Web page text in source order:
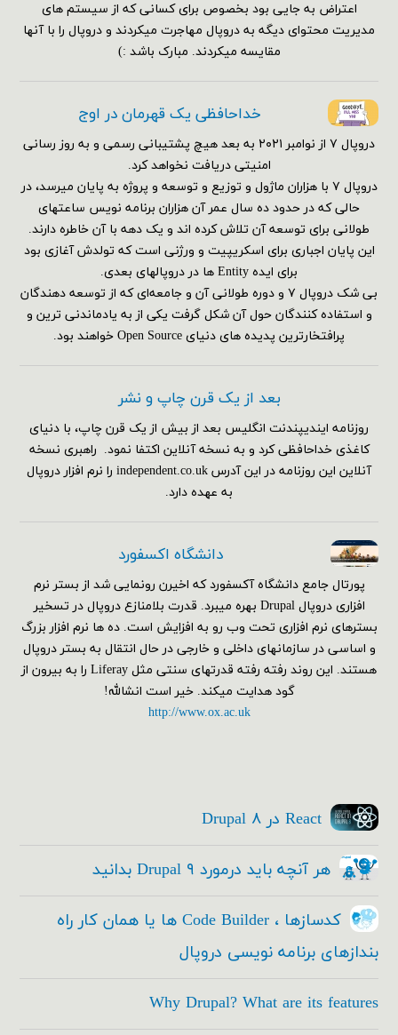
اعتراض به جایی بود بخصوص برای کسانی که از سیستم های
مدیریت محتوای دیگه به دروپال مهاجرت میکردند و دروپال را با آنها
مقایسه میکردند. مبارک باشد :)
خداحافظی یک قهرمان در اوج
دروپال ۷ از نوامبر ۲۰۲۱ به بعد هیچ پشتیبانی رسمی و به روز رسانی
امنیتی دریافت نخواهد کرد.
دروپال ۷ با هزاران ماژول و توزیع و توسعه و پروژه به پایان میرسد، در
حالی که در حدود ده سال عمر آن هزاران برنامه نویس ساعتهای
طولانی برای توسعه آن تلاش کرده اند و یک دهه با آن خاطره دارند.
این پایان اجباری برای اسکریپیت و ورژنی است که تولدش آغازی بود
برای ایده Entity ها در دروپالهای بعدی.
بی شک دروپال ۷ و دوره طولانی آن و جامعه‌ای که از توسعه دهندگان
و استفاده کنندگان حول آن شکل گرفت یکی از به یادماندنی ترین و
پرافتخارترین پدیده های دنیای Open Source خواهند بود.
بعد از یک قرن چاپ و نشر
روزنامه ایندیپندنت انگلیس بعد از بیش از یک قرن چاپ، با دنیای
کاغذی خداحافظی کرد و به نسخه آنلاین اکتفا نمود. راهبری نسخه
آنلاین این روزنامه در این آدرس independent.co.uk را نرم افزار دروپال
به عهده دارد.
دانشگاه اکسفورد
پورتال جامع دانشگاه آکسفورد که اخیرن رونمایی شد از بستر نرم
افزاری دروپال Drupal بهره میبرد. قدرت بلامنازع دروپال در تسخیر
بسترهای نرم افزاری تحت وب رو به افزایش است. ده ها نرم افزار بزرگ
و اساسی در سازمانهای داخلی و خارجی در حال انتقال به بستر دروپال
هستند. این روند رفته رفته قدرتهای سنتی مثل Liferay را به بیرون از
گود هدایت میکند. خیر است انشالله!
http://www.ox.ac.uk
React در Drupal ۸
هر آنچه باید درمورد Drupal ۹ بدانید
کدسازها ، Code Builder ها یا همان کار راه
بندازهای برنامه نویسی دروپال
Why Drupal? What are its features